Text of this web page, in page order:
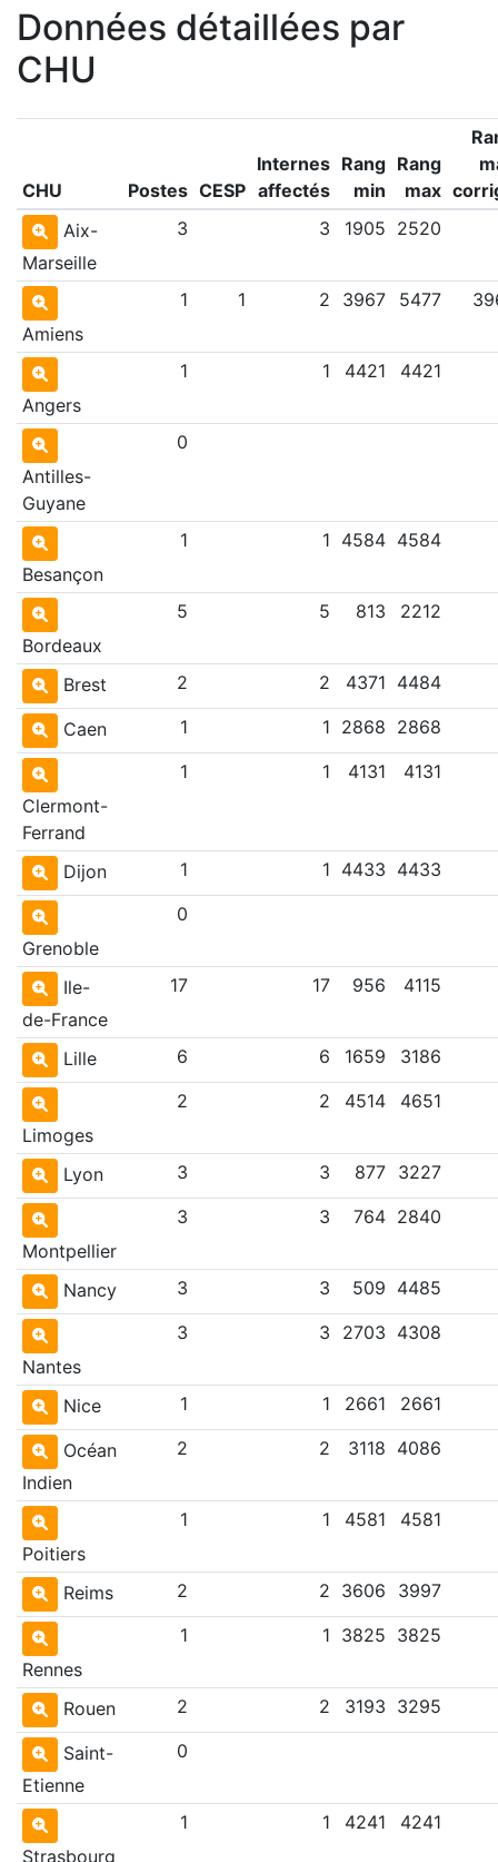
Données détaillées par
CHU
CHU Postes CESP
Internes
affectés
Rang
min
Rang
max
Aix-
Marseille
3 3 1905 2520
Amiens
1 1 2 3967 5477
Angers
1 1 4421 4421
Antilles-
Guyane
0
Besançon
1 1 4584 4584
Bordeaux
5 5 813 2212
Brest 2 2 4371 4484
Caen 1 1 2868 2868
Clermont-
Ferrand
1 1 4131 4131
Dijon 1 1 4433 4433
Grenoble
0
Ile-
de-France
17 17 956 4115
Lille 6 6 1659 3186
Limoges
2 2 4514 4651
Lyon 3 3 877 3227
Montpellier
3 3 764 2840
Nancy 3 3 509 4485
Nantes
3 3 2703 4308
Nice 1 1 2661 2661
Océan
Indien
2 2 3118 4086
Poitiers
1 1 4581 4581
Reims 2 2 3606 3997
Rennes
1 1 3825 3825
Rouen 2 2 3193 3295
Saint-
Etienne
0
Strasbourg
1 1 4241 4241